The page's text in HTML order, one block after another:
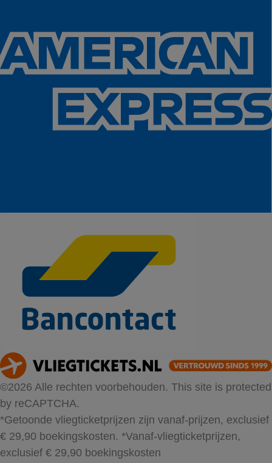
©2026 Alle rechten voorbehouden. This site is protected
by reCAPTCHA.
*Getoonde vliegticketprijzen zijn vanaf-prijzen, exclusief
€ 29,90 boekingskosten. *Vanaf-vliegticketprijzen,
exclusief € 29,90 boekingskosten